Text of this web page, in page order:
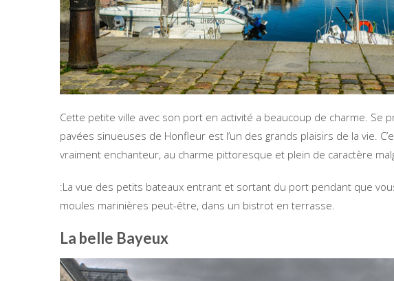
Cette petite ville avec son port en activité a beaucoup de charme.
pavées sinueuses de Honfleur est l’un des grands plaisirs de la vie.
vraiment enchanteur, au charme pittoresque et plein de caractère
:La vue des petits bateaux entrant et sortant du port pendant que
moules marinières peut-être, dans un bistrot en terrasse.
La belle Bayeux